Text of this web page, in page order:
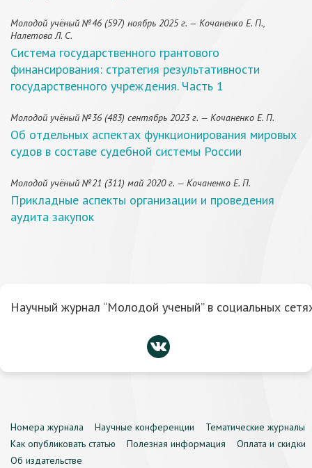
Молодой учёный №46 (597) ноябрь 2025 г. — Кочаненко Е. П.,
Налетова Л. С.
Система государственного грантового
финансирования: стратегия результативности
государственного учреждения. Часть 1
Молодой учёный №36 (483) сентябрь 2023 г. — Кочаненко Е. П.
Об отдельных аспектах функционирования мировых
судов в составе судебной системы России
Молодой учёный №21 (311) май 2020 г. — Кочаненко Е. П.
Прикладные аспекты организации и проведения
аудита закупок
Научный журнал “Молодой ученый” в социальных
Номера журнала Научные конференции
Тематические журналы
Как опубликовать статью
Полезная информация
Оплата и скидки
Об издательстве